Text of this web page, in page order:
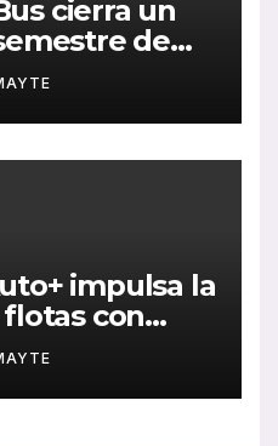
cierra un
de
en
y
impulsa la
con
eléctricos